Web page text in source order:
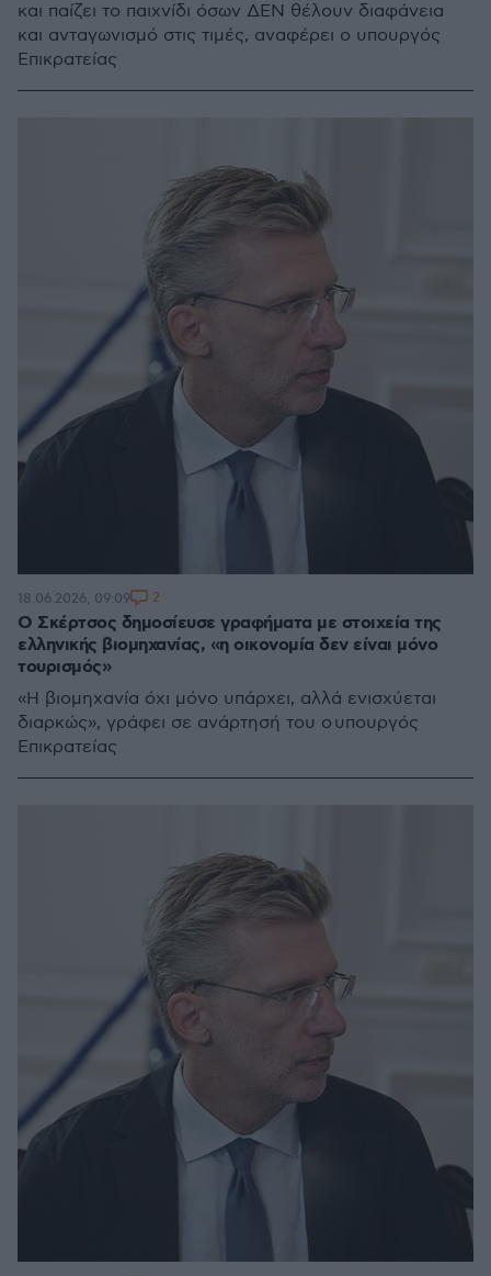
και παίζει το παιχνίδι όσων ΔΕΝ θέλουν διαφάνεια
και ανταγωνισμό στις τιμές, αναφέρει ο υπουργός
Επικρατείας
Ο Σκέρτσος δημοσίευσε γραφήματα με στοιχεία της
ελληνικής βιομηχανίας, «η οικονομία δεν είναι μόνο
τουρισμός»
«Η βιομηχανία όχι μόνο υπάρχει, αλλά ενισχύεται
διαρκώς», γράφει σε ανάρτησή του ο υπουργός
Επικρατείας
18.06.2026, 09:09 2